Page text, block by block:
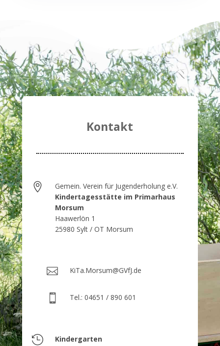
Kontakt

Gemein. Verein für Jugenderholung e.V.
Kindertagesstätte im Primarhaus
Morsum
Haawerlön 1
25980 Sylt / OT Morsum
 KiTa.Morsum@GVfJ.de
 Tel.: 04651 / 890 601

Kindergarten